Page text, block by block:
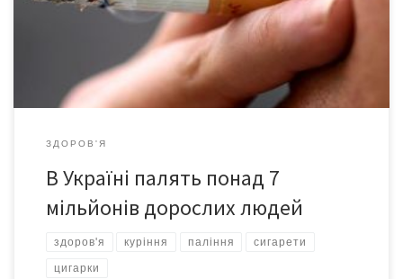
скорочення частки населення, яке палить тютюн щодня. Це
значною мірою пов’язано зі скороченням паління серед
чоловіків, оскільки ніякого істотного скорочення […]
ЗДОРОВ'Я
В Україні палять понад 7
мільйонів дорослих людей
здоров'я куріння паління сигарети
цигарки